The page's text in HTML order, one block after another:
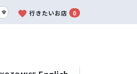
favorite 行きたいお店 0